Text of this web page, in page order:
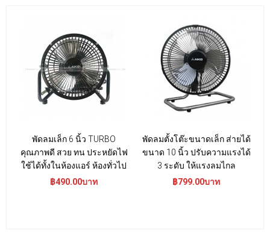
พัดลมเล็ก 6 นิ้ว TURBO
คุณภาพดี สวย ทน ประหยัดไฟ
ใช้ได้ทั้งในห้องแอร์ ห้องทั่วไป
฿490.00บาท
พัดลมตั้งโต๊ะขนาดเล็ก ส่ายได้
ขนาด 10 นิ้ว ปรับความแรงได้
3 ระดับ ให้แรงลมไกล
฿799.00บาท